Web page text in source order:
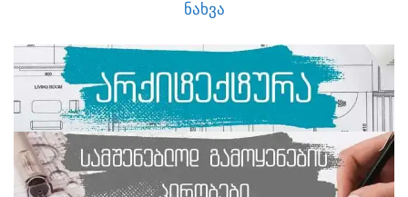
ᲜᲐᲮᲕᲐ